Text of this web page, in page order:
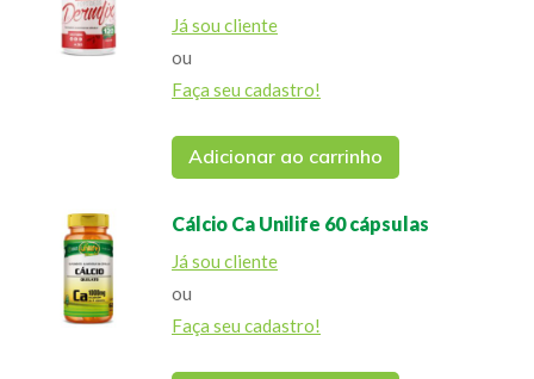
Já sou cliente
ou
Faça seu cadastro!
Adicionar ao carrinho
Cálcio Ca Unilife 60 cápsulas
Já sou cliente
ou
Faça seu cadastro!